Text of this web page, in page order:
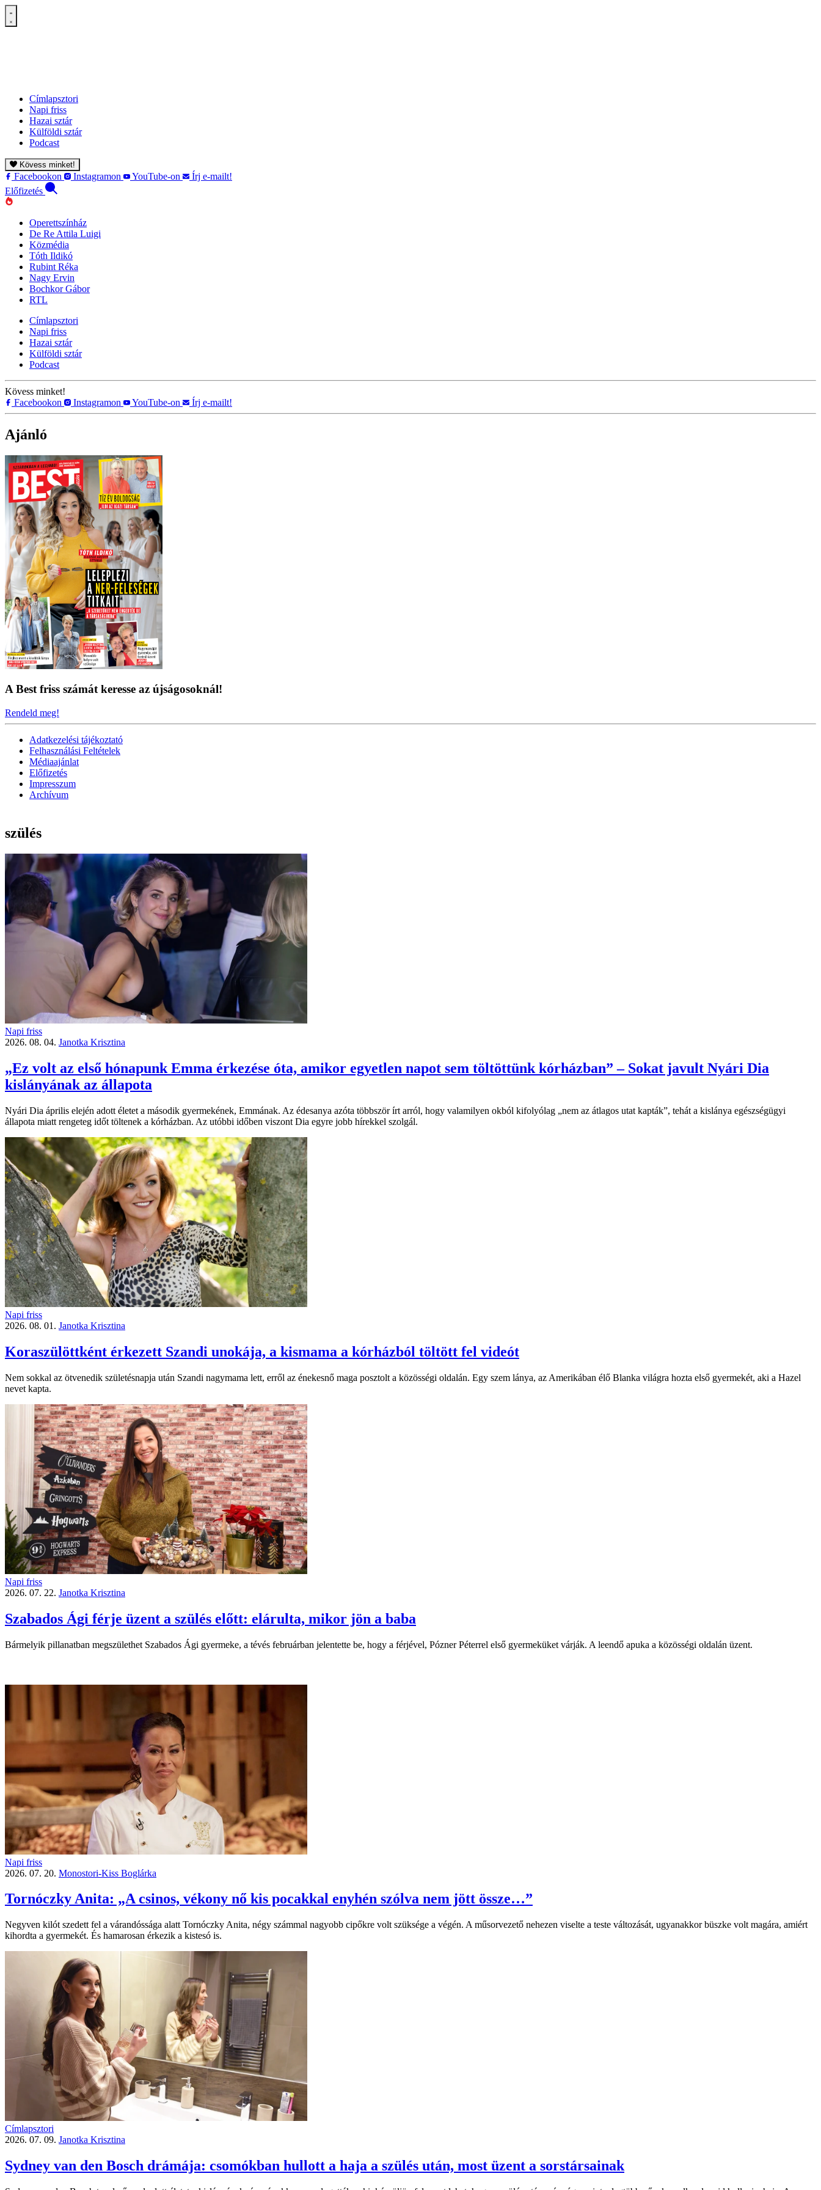
Címlapsztori
Napi friss
Hazai sztár
Külföldi sztár
Podcast
Kövess minket!
Facebookon Instagramon YouTube-on
Írj e-mailt!
Előfizetés
Operettszínház
De Re Attila Luigi
Közmédia
Tóth Ildikó
Rubint Réka
Nagy Ervin
Bochkor Gábor
RTL
Címlapsztori
Napi friss
Hazai sztár
Külföldi sztár
Podcast
Kövess minket!
Facebookon
Instagramon YouTube-on Írj e-mailt!
Ajánló
A Best friss számát keresse az újságosoknál!
Rendeld meg!
Adatkezelési tájékoztató
Felhasználási Feltételek
Médiaajánlat
Előfizetés
Impresszum
Archívum
szülés
Napi friss
2026. 08. 04. Janotka Krisztina
„Ez volt az első hónapunk Emma érkezése óta, amikor egyetlen napot sem töltöttünk kórházban” – Sokat javult Nyári Dia
kislányának az állapota
Nyári Dia április elején adott életet a második gyermekének, Emmának. Az édesanya azóta többször írt arról, hogy valamilyen okból kifolyólag „nem az átlagos utat kapták”, tehát a kislánya egészségügyi
állapota miatt rengeteg időt töltenek a kórházban. Az utóbbi időben viszont Dia egyre jobb hírekkel szolgál.
Napi friss
2026. 08. 01. Janotka Krisztina
Koraszülöttként érkezett Szandi unokája, a kismama a kórházból töltött fel videót
Nem sokkal az ötvenedik születésnapja után Szandi nagymama lett, erről az énekesnő maga posztolt a közösségi oldalán. Egy szem lánya, az Amerikában élő Blanka világra hozta első gyermekét, aki a Hazel
nevet kapta.
Napi friss
2026. 07. 22. Janotka Krisztina
Szabados Ági férje üzent a szülés előtt: elárulta, mikor jön a baba
Bármelyik pillanatban megszülethet Szabados Ági gyermeke, a tévés februárban jelentette be, hogy a férjével, Pózner Péterrel első gyermeküket várják. A leendő apuka a közösségi oldalán üzent.
Napi friss
2026. 07. 20. Monostori-Kiss Boglárka
Tornóczky Anita: „A csinos, vékony nő kis pocakkal enyhén szólva nem jött össze…”
Negyven kilót szedett fel a várandóssága alatt Tornóczky Anita, négy számmal nagyobb cipőkre volt szüksége a végén. A műsorvezető nehezen viselte a teste változását, ugyanakkor büszke volt magára, amiért
kihordta a gyermekét. És hamarosan érkezik a kistesó is.
Címlapsztori
2026. 07. 09. Janotka Krisztina
Sydney van den Bosch drámája: csomókban hullott a haja a szülés után, most üzent a sorstársainak